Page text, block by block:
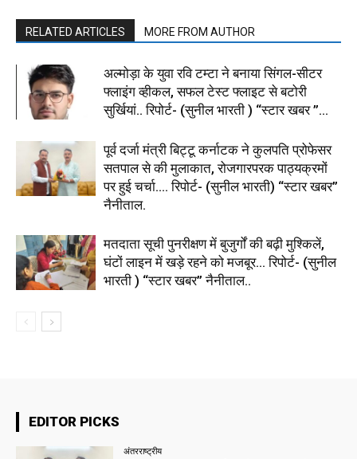
RELATED ARTICLES MORE FROM AUTHOR
अल्मोड़ा के युवा रवि टम्टा ने बनाया सिंगल-सीटर
फ्लाइंग व्हीकल, सफल टेस्ट फ्लाइट से बटोरी
सुर्खियां.. रिपोर्ट- (सुनील भारती ) “स्टार खबर ”...
पूर्व दर्जा मंत्री बिट्टू कर्नाटक ने कुलपति प्रोफेसर
सतपाल से की मुलाकात, रोजगारपरक पाठ्यक्रमों
पर हुई चर्चा…. रिपोर्ट- (सुनील भारती) “स्टार खबर”
नैनीताल.
मतदाता सूची पुनरीक्षण में बुजुर्गों की बढ़ी मुश्किलें,
घंटों लाइन में खड़े रहने को मजबूर… रिपोर्ट- (सुनील
भारती ) “स्टार खबर” नैनीताल..
EDITOR PICKS
अंतरराष्ट्रीय